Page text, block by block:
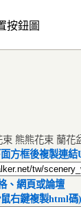
熊熊花束 蘭花
方框後複製連結
、網頁或論壇
右鍵複製html碼)